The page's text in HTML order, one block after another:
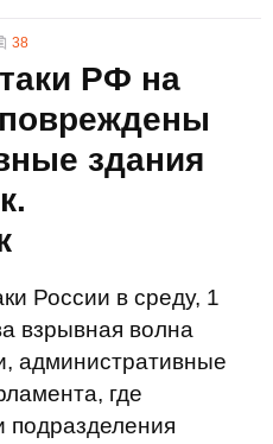
38
РФ на
здания
России в среду, 1
взрывная волна
административные
где